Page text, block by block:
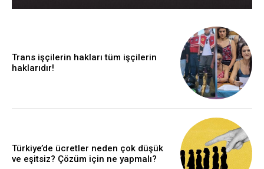
Trans işçilerin hakları tüm işçilerin
haklarıdır!
Türkiye’de ücretler neden çok düşük
ve eşitsiz? Çözüm için ne yapmalı?